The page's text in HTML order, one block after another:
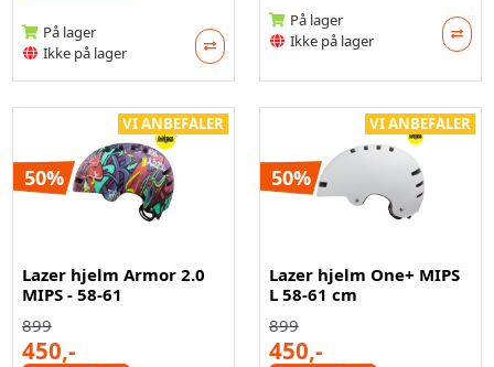
På lager
Ikke på lager
På lager
Ikke på lager
VI ANBEFALER
50%
Lazer hjelm Armor 2.0
MIPS - 58-61
899
450,-
VI ANBEFALER
50%
Lazer hjelm One+ MIPS
L 58-61 cm
899
450,-